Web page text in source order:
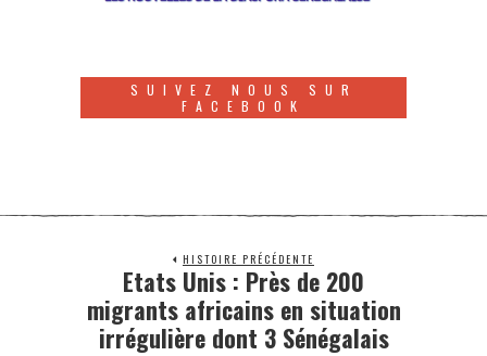
SUIVEZ NOUS SUR
FACEBOOK
HISTOIRE PRÉCÉDENTE
Etats Unis : Près de 200
migrants africains en situation
irrégulière dont 3 Sénégalais